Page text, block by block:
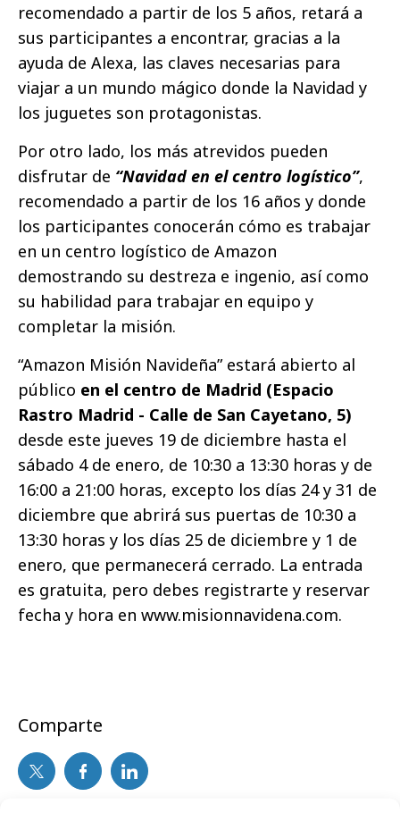
recomendado a partir de los 5 años, retará a
sus participantes a encontrar, gracias a la
ayuda de Alexa, las claves necesarias para
viajar a un mundo mágico donde la Navidad y
los juguetes son protagonistas.
Por otro lado, los más atrevidos pueden
disfrutar de “Navidad en el centro logístico”,
recomendado a partir de los 16 años y donde
los participantes conocerán cómo es trabajar
en un centro logístico de Amazon
demostrando su destreza e ingenio, así como
su habilidad para trabajar en equipo y
completar la misión.
“Amazon Misión Navideña” estará abierto al
público en el centro de Madrid (Espacio
Rastro Madrid - Calle de San Cayetano, 5)
desde este jueves 19 de diciembre hasta el
sábado 4 de enero, de 10:30 a 13:30 horas y de
16:00 a 21:00 horas, excepto los días 24 y 31 de
diciembre que abrirá sus puertas de 10:30 a
13:30 horas y los días 25 de diciembre y 1 de
enero, que permanecerá cerrado. La entrada
es gratuita, pero debes registrarte y reservar
fecha y hora en www.misionnavidena.com.
Comparte